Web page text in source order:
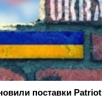
поставки Patriot